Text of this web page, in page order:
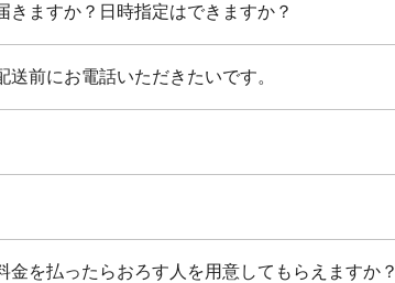
ますか？日時指定はできますか？
前にお電話いただきたいです。
を払ったらおろす人を用意してもらえますか？